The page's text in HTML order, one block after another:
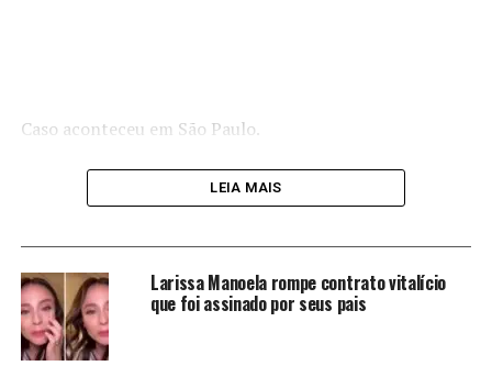
Caso aconteceu em São Paulo.
Em nota, a Canção Nova se manifestou sobre o caso de
um feto encontrado dentro das dependências da
comunidade religiosa. O caso esta sendo investigado
pela polícia civil, conforme a nota confirma.
LEIA MAIS
Larissa Manoela rompe contrato vitalício
que foi assinado por seus pais